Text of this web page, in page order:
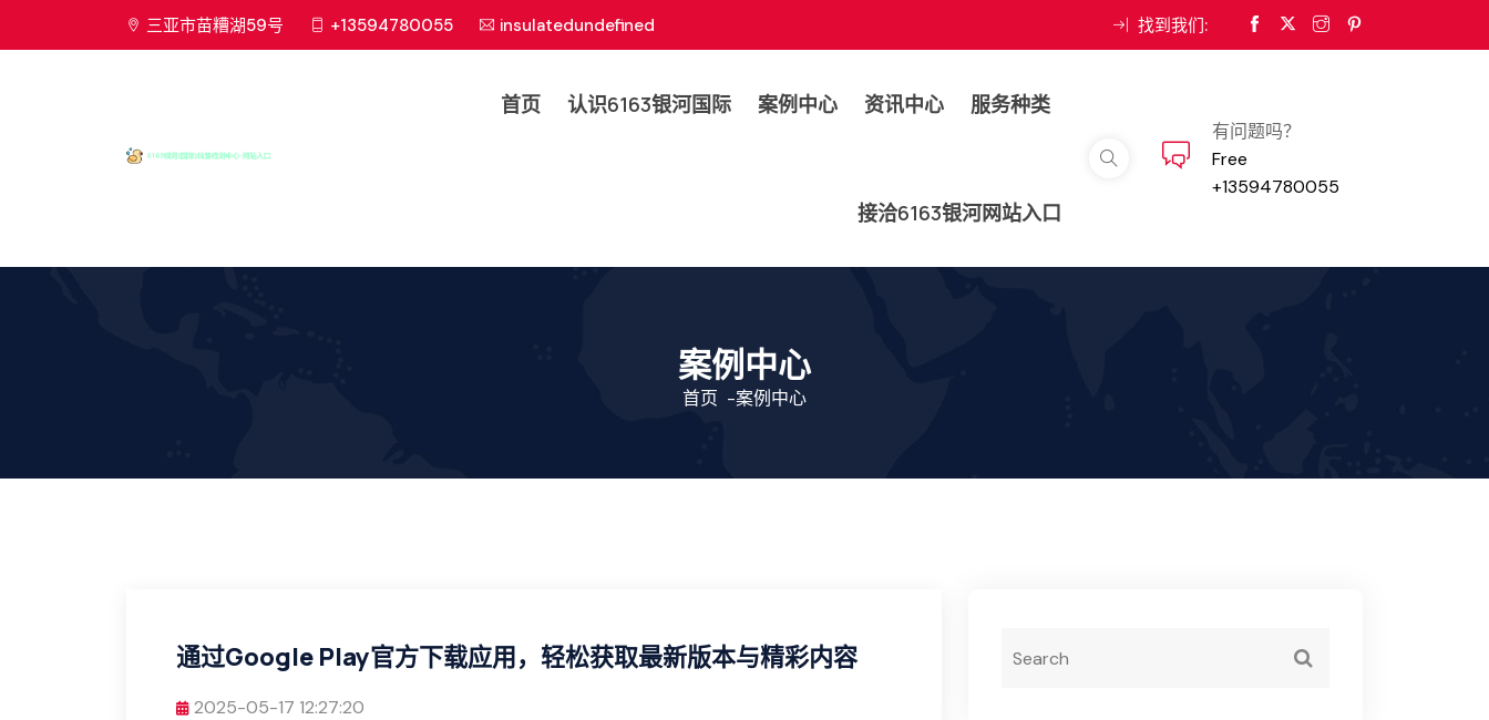
三亚市苗糟湖59号 +13594780055 insulatedundefined 找到我们:
首页 认识6163银河国际 案例中心 资讯中心 服务种类
接洽6163银河网站入口
有问题吗？
Free
+13594780055
案例中心
首页 -案例中心
通过Google Play官方下载应用，轻松获取最新版本与精彩内容
2025-05-17 12:27:20